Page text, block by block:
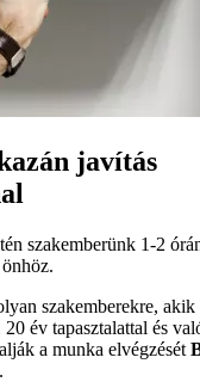
javítás
szakemberünk 1-2
szakemberekre,
év tapasztalattal és
a munka elvégzését